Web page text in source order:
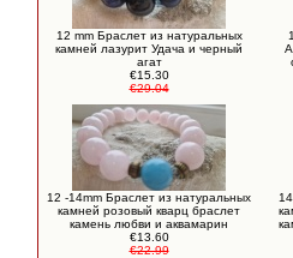
12 mm Браслет из натуральных
камней лазурит Удача и черный
агат
€15.30
€29.04
12 -14mm Браслет из натуральных
камней розовый кварц браслет
камень любви и аквамарин
€13.60
€22.99